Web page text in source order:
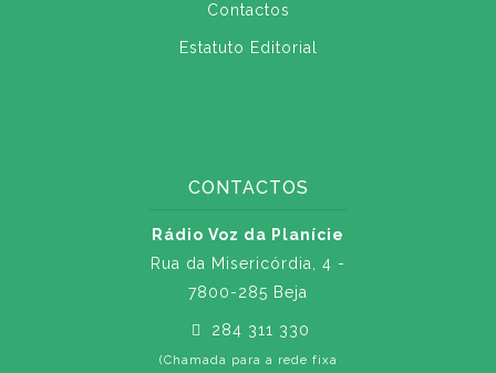
Contactos
Estatuto Editorial
CONTACTOS
Rádio Voz da Planície
Rua da Misericórdia, 4 -
7800-285 Beja
284 311 330
(Chamada para a rede fixa